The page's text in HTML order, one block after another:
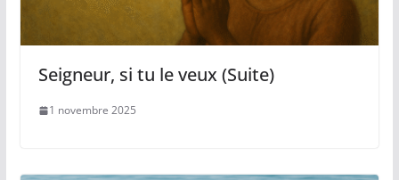
Seigneur, si tu le veux (Suite)
1 novembre 2025